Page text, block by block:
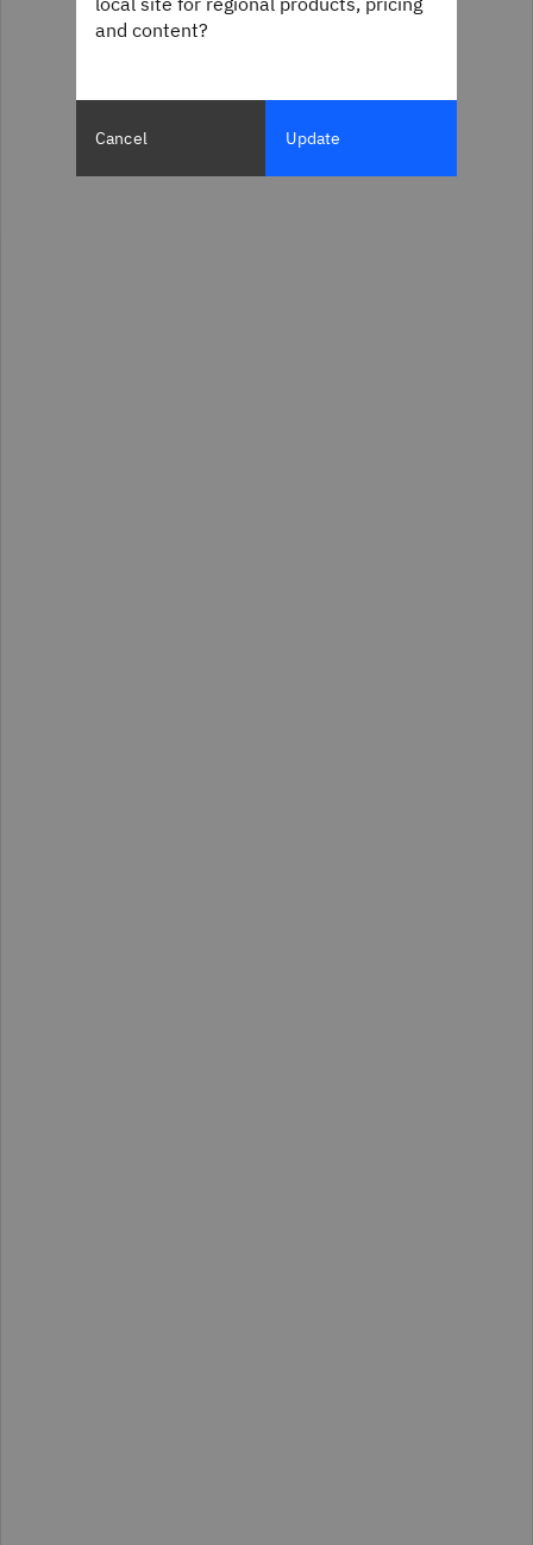
and content?
Cancel Update